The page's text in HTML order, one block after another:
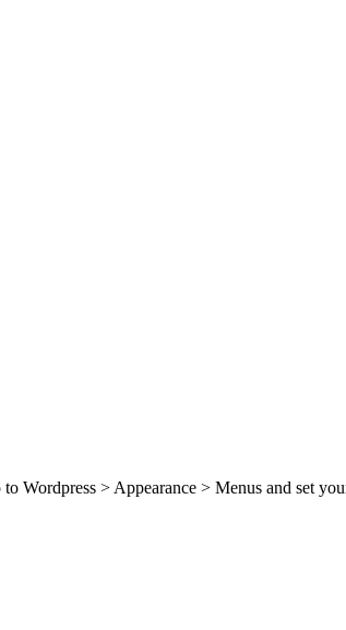
Wordpress > Appearance > Menus and set